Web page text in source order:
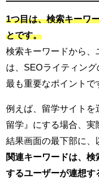
1つ目は、検索キーワ
とです。
検索キーワードから、
は、SEOライティン
最も重要なポイントで
例えば、留学サイトを
留学』にする場合、実
結果画面の最下部に、
関連キーワードは、
するユーザーが連想す